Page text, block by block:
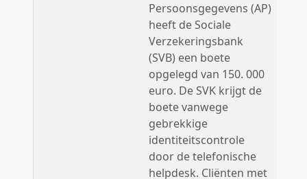
Persoonsgegevens (AP)
heeft de Sociale
Verzekeringsbank
(SVB) een boete
opgelegd van 150. 000
euro. De SVK krijgt de
boete vanwege
gebrekkige
identiteitscontrole
door de telefonische
helpdesk. Cliënten met